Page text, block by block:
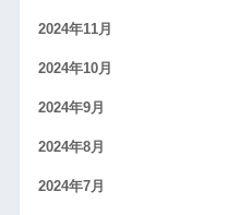
2024年11月
2024年10月
2024年9月
2024年8月
2024年7月